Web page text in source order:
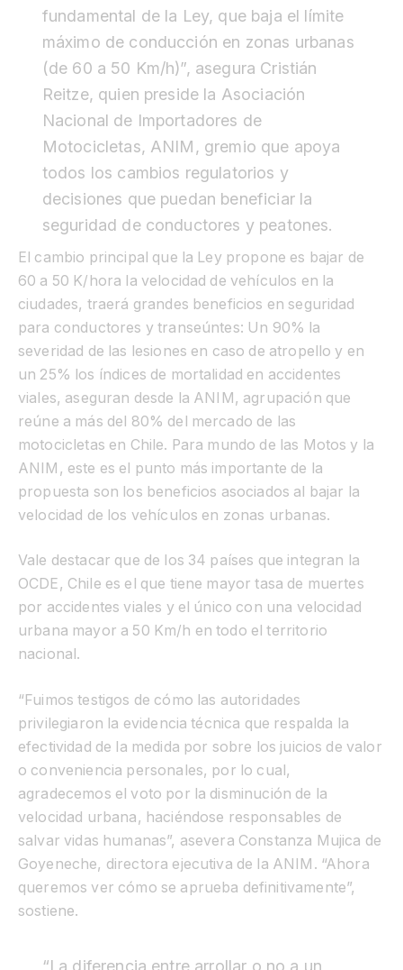
fundamental de la Ley, que baja el límite
máximo de conducción en zonas urbanas
(de 60 a 50 Km/h)”, asegura Cristián
Reitze, quien preside la Asociación
Nacional de Importadores de
Motocicletas, ANIM, gremio que apoya
todos los cambios regulatorios y
decisiones que puedan beneficiar la
seguridad de conductores y peatones.
El cambio principal que la Ley propone es bajar de
60 a 50 K/hora la velocidad de vehículos en la
ciudades, traerá grandes beneficios en seguridad
para conductores y transeúntes: Un 90% la
severidad de las lesiones en caso de atropello y en
un 25% los índices de mortalidad en accidentes
viales, aseguran desde la ANIM, agrupación que
reúne a más del 80% del mercado de las
motocicletas en Chile. Para mundo de las Motos y la
ANIM, este es el punto más importante de la
propuesta son los beneficios asociados al bajar la
velocidad de los vehículos en zonas urbanas.
Vale destacar que de los 34 países que integran la
OCDE, Chile es el que tiene mayor tasa de muertes
por accidentes viales y el único con una velocidad
urbana mayor a 50 Km/h en todo el territorio
nacional.
“Fuimos testigos de cómo las autoridades
privilegiaron la evidencia técnica que respalda la
efectividad de la medida por sobre los juicios de valor
o conveniencia personales, por lo cual,
agradecemos el voto por la disminución de la
velocidad urbana, haciéndose responsables de
salvar vidas humanas”, asevera Constanza Mujica de
Goyeneche, directora ejecutiva de la ANIM. “Ahora
queremos ver cómo se aprueba definitivamente”,
sostiene.
“La diferencia entre arrollar o no a un